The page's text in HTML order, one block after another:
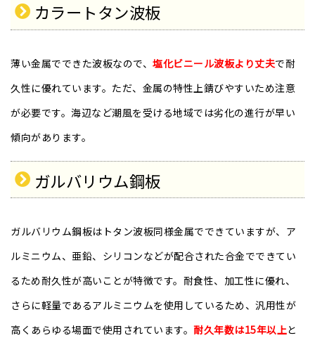
カラートタン波板
薄い金属でできた波板なので、 塩化ビニール波板より丈夫で耐
久性に優れています。ただ、金属の特性上錆びやすいため注意
が必要です。海辺など潮風を受ける地域では劣化の進行が早い
傾向があります。
ガルバリウム鋼板
ガルバリウム鋼板はトタン波板同様金属でできていますが、ア
ルミニウム、亜鉛、シリコンなどが配合された合金でできてい
るため耐久性が高いことが特徴です。耐食性、加工性に優れ、
さらに軽量であるアルミニウムを使用しているため、汎用性が
高くあらゆる場面で使用されています。 耐久年数は15年以上と